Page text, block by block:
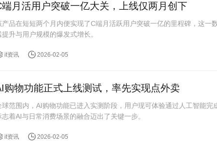
端月活用户突破一亿大关，上线仅两月创下
产品在短短两个月内便实现了C端月活跃用户突破一亿的里程碑，这一
提升与用户规模的爆发式增长。
it资讯 2026-02-05
购物功能正式上线测试，率先实现点外卖
球范围内，AI购物功能已进入实测阶段，用户现可体验通过人工智能完
志着AI与日常消费场景的融合迈出了关键一步。
it资讯 2026-02-05